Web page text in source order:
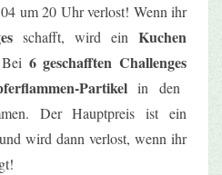
um 20 Uhr verlost! Wenn ihr
schafft, wird ein Kuchen
6 geschafften Challenges
Partikelin den
Der Hauptpreis ist ein
und wird dann verlost, wenn ihr